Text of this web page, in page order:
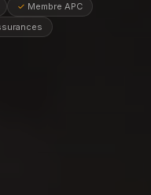
✓ Membre APC